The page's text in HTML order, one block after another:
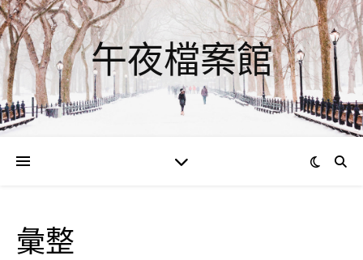
午夜檔案館
彙整